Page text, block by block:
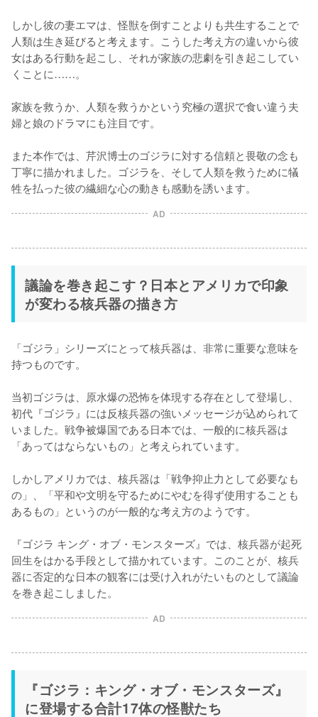
しかし彼の妻エマは、怪獣を倒すことよりも共生することで
人類は生き延びると考えます。こうした考え方の違いから彼
女はある行動を起こし、それが家族の悲劇を引き起こしてい
くことに……。
家族を救うか、人類を救うかという究極の選択で食い違う夫
婦と娘のドラマにも注目です。
また本作では、芹沢博士のゴジラに対する信頼と畏敬の念も
丁寧に描かれました。ゴジラを、そして人類を救うために犠
牲を払った彼の繊細な心の動きも感動を誘います。
AD
議論を巻き起こす？日本とアメリカで印象
が変わる核兵器の描き方
「ゴジラ」シリーズにとって核兵器は、非常に重要な意味を
持つものです。
当初ゴジラは、原水爆の恐怖を体現する存在として登場し、
初代『ゴジラ』には反核兵器の強いメッセージが込められて
いました。戦争被爆国である日本では、一般的に核兵器は
「あってはならないもの」と考えられています。
しかしアメリカでは、核兵器は「戦争抑止力として必要なも
の」、「平和や文明を守るためにやむを得ず使用することも
あるもの」というのが一般的な考え方のようです。
『ゴジラ キング・オブ・モンスターズ』では、核兵器が起死
回生をはかる手段として描かれています。このことが、核兵
器に否定的な日本の観客には受け入れがたいものとして議論
を巻き起こしました。
AD
『ゴジラ：キング・オブ・モンスターズ』
に登場する合計17体の怪獣たち